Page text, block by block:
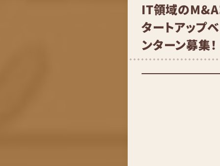
IT領域のM&A
タートアップ
ンターン募集！